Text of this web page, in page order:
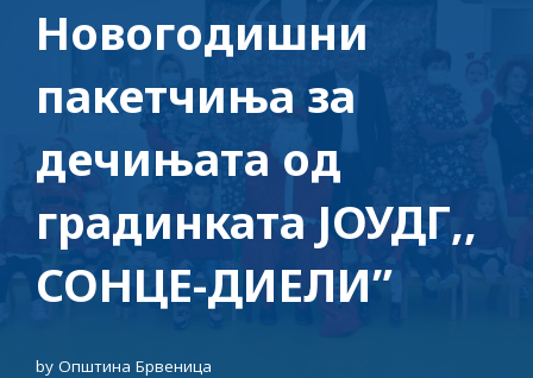
Новогодишни
пакетчиња за
дечињата од
градинката ЈОУДГ,,
СОНЦЕ-ДИЕЛИ”
by Општина Брвеница